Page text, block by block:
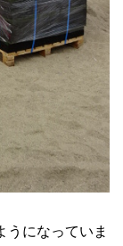
うになっていま